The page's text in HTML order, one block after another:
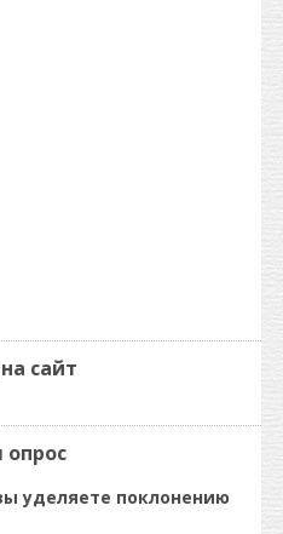
сайт
уделяете поклонению